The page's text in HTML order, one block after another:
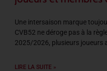
Une intersaison marque
CVB52 ne déroge pas à la
2025/2026, plusieurs joueurs
LIRE LA SUITE »